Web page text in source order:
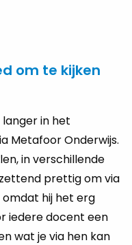
om te kijken
langer in het
Metafoor Onderwijs.
in verschillende
prettig om via
hij het erg
iedere docent een
wat je via hen kan